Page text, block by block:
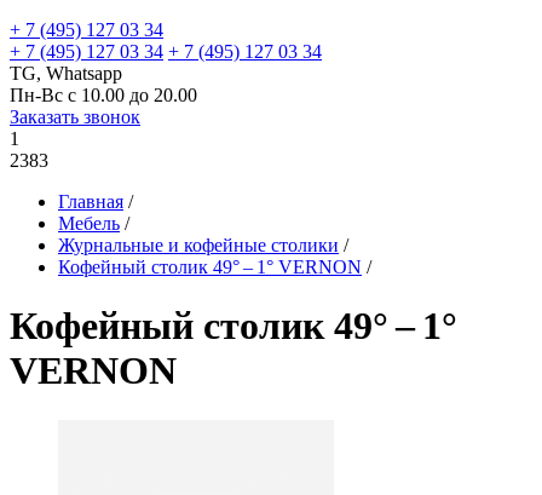
+ 7 (495) 127 03 34
+ 7 (495) 127 03 34 + 7 (495) 127 03 34
TG, Whatsapp
Пн-Вс с 10.00 до 20.00
Заказать звонок
1
2383
Главная /
Мебель /
Журнальные и кофейные столики /
Кофейный столик 49° – 1° VERNON /
Кофейный столик 49° – 1°
VERNON